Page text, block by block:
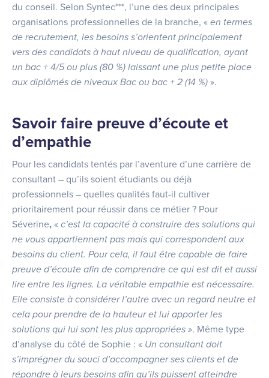
du conseil. Selon Syntec***, l’une des deux principales
organisations professionnelles de la branche, « en termes
de recrutement, les besoins s’orientent principalement
vers des candidats à haut niveau de qualification, ayant
un bac + 4/5 ou plus (80 %) laissant une plus petite place
aux diplômés de niveaux Bac ou bac + 2 (14 %) ».
Savoir faire preuve d’écoute et
d’empathie
Pour les candidats tentés par l’aventure d’une carrière de
consultant – qu’ils soient étudiants ou déjà
professionnels – quelles qualités faut-il cultiver
prioritairement pour réussir dans ce métier ? Pour
Séverine, « c’est la capacité à construire des solutions qui
ne vous appartiennent pas mais qui correspondent aux
besoins du client. Pour cela, il faut être capable de faire
preuve d’écoute afin de comprendre ce qui est dit et aussi
lire entre les lignes. La véritable empathie est nécessaire.
Elle consiste à considérer l’autre avec un regard neutre et
cela pour prendre de la hauteur et lui apporter les
solutions qui lui sont les plus appropriées ». Même type
d’analyse du côté de Sophie : « Un consultant doit
s’imprégner du souci d’accompagner ses clients et de
répondre à leurs besoins afin qu’ils puissent atteindre